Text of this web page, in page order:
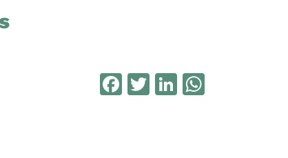
Facebook
TwitterLinkedIn